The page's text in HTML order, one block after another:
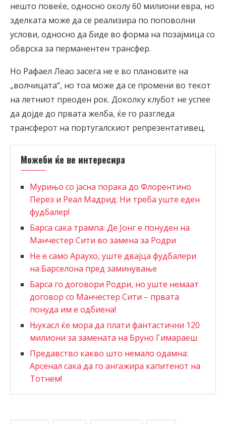
нешто повеќе, односно околу 60 милиони евра, но
зделката може да се реализира по поповолни
услови, односно да биде во форма на позајмица со
обврска за перманентен трансфер.
Но Рафаел Леао засега не е во плановите на
„волчицата“, но тоа може да се промени во текот
на летниот преоден рок. Доколку клубот не успее
да дојде до првата желба, ќе го разгледа
трансферот на португалскиот репрезентативец.
Можеби ќе ве интересира
Мурињо со јасна порака до Флорентино
Перез и Реал Мадрид: Ни треба уште еден
фудбалер!
Барсa сака трампа: Де Јонг е понуден на
Манчестер Сити во замена за Родри
Не е само Араухо, уште двајца фудбалери
на Барселона пред заминување
Барса го договори Родри, но уште немаат
договор со Манчестер Сити – првата
понуда им е одбиена!
Њукасл ќе мора да плати фантастични 120
милиони за замената на Бруно Гимараеш
Предавство какво што немало одамна:
Арсенал сака да го ангажира капитенот на
Тотнем!